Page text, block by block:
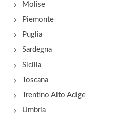
Molise
Piemonte
Puglia
Sardegna
Sicilia
Toscana
Trentino Alto Adige
Umbria